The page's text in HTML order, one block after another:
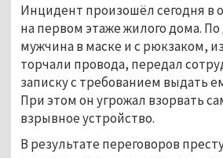
Инцидент произошёл сегодня в
на первом этаже жилого дома.
мужчина в маске и с рюкзаком,
торчали провода, передал
записку с требованием выдать
При этом он угрожал взорвать
взрывное устройство.
В результате переговоров